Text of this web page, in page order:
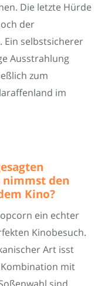
Die letzte Hürde
der
selbstsicherer
Ausstrahlung
zum
im
nimmst den
Kino?
ein echter
Kinobesuch.
Art isst
mit